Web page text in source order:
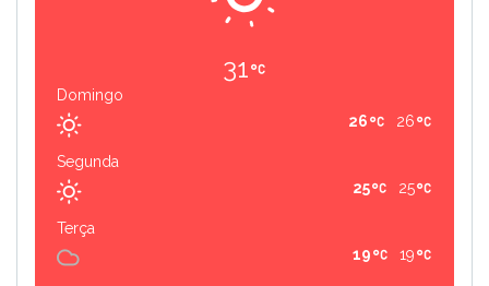
31
Domingo
26
26
Segunda
25
25
Terça
19
19